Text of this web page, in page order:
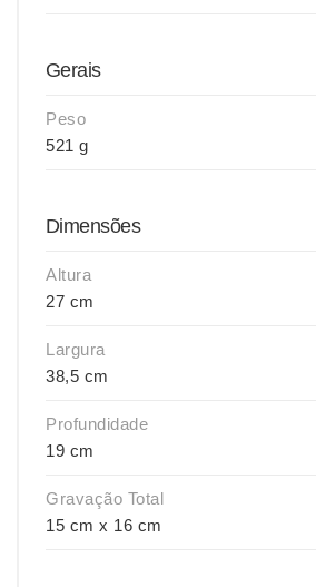
Gerais
Peso
521 g
Dimensões
Altura
27 cm
Largura
38,5 cm
Profundidade
19 cm
Gravação Total
15 cm x 16 cm